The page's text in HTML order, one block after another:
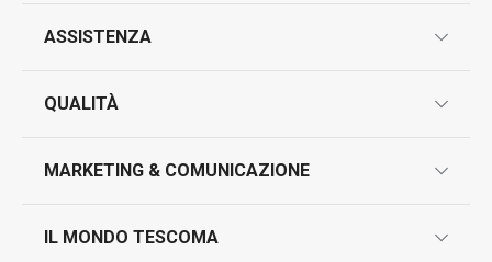
ASSISTENZA
contatti
QUALITÀ
test sui prodotti
MARKETING & COMUNICAZIONE
IL MONDO TESCOMA